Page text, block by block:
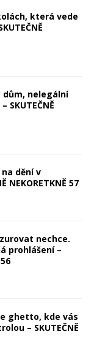
která vede
dům, nelegální
SKUTEČNĚ
dění v
NEKORETKNĚ 57
nechce.
prohlášení –
ghetto, kde vás
– SKUTEČNĚ